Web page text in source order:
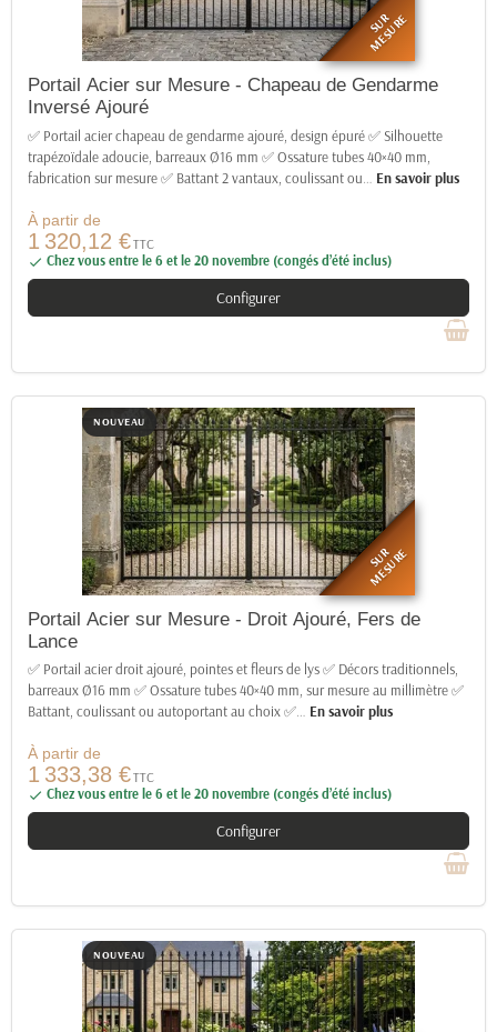
SUR
MESURE
Portail Acier sur Mesure - Chapeau de Gendarme
Inversé Ajouré
✅ Portail acier chapeau de gendarme ajouré, design épuré ✅ Silhouette
trapézoïdale adoucie, barreaux Ø16 mm ✅ Ossature tubes 40×40 mm,
fabrication sur mesure ✅ Battant 2 vantaux, coulissant ou
En savoir plus
À partir de
1 320,12 €TTC
 Chez vous entre le 6 et le 20 novembre (congés d’été inclus)
Configurer
NOUVEAU
SUR
MESURE
Portail Acier sur Mesure - Droit Ajouré, Fers de
Lance
✅ Portail acier droit ajouré, pointes et fleurs de lys ✅ Décors traditionnels,
barreaux Ø16 mm ✅ Ossature tubes 40×40 mm, sur mesure au millimètre ✅
Battant, coulissant ou autoportant au choix ✅… En savoir plus
À partir de
1 333,38 €TTC
 Chez vous entre le 6 et le 20 novembre (congés d’été inclus)
Configurer
NOUVEAU